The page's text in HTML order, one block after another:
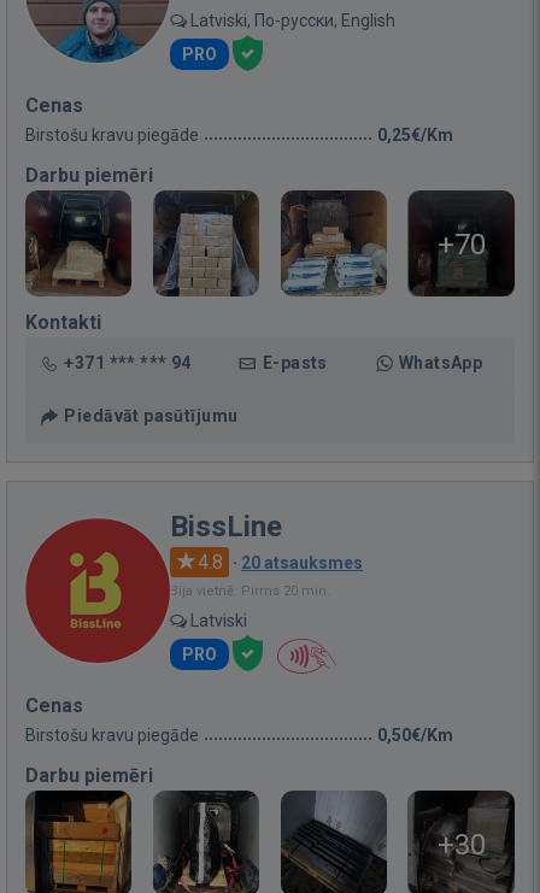
Latviski, По-русски, English
PRO
Cenas
Birstošu kravu piegāde 0,25€/Km
Darbu piemēri
+70
Kontakti
+371 *** *** 94 E-pasts WhatsApp
Piedāvāt pasūtījumu
BissLine
4.8 · 20 atsauksmes
Bija vietnē: Pirms 20 min.
Latviski
PRO
Cenas
Birstošu kravu piegāde 0,50€/Km
Darbu piemēri
+30